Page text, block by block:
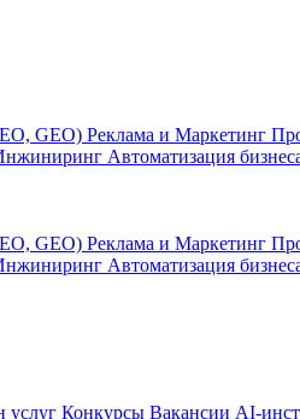
GEO) Реклама и Маркетинг
Автоматизация
GEO) Реклама и Маркетинг
Автоматизация
услуг Конкурсы Вакансии AI-